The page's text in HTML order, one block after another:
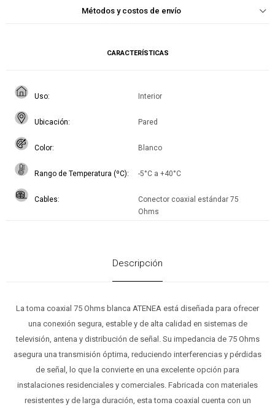
Métodos y costos de envío
CARACTERÍSTICAS
Uso Interior
Ubicación Pared
Color Blanco
Rango de Temperatura (ºC) -5°C a +40°C
Cables
Conector coaxial estándar 75
Ohms
Descripción
La toma coaxial 75 Ohms blanca ATENEA está diseñada para ofrecer
una conexión segura, estable y de alta calidad en sistemas de
televisión, antena y distribución de señal. Su impedancia de 75 Ohms
asegura una transmisión óptima, reduciendo interferencias y pérdidas
de señal, lo que la convierte en una excelente opción para
instalaciones residenciales y comerciales. Fabricada con materiales
resistentes y de larga duración, esta toma coaxial cuenta con un